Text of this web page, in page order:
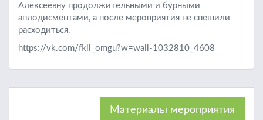
Алексеевну продолжительными и бурными
аплодисментами, а после мероприятия не спешили
расходиться.
https://vk.com/fkii_omgu?w=wall-1032810_4608
Материалы мероприятия